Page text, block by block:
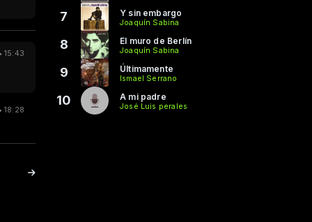
15:43
18:28
7 Y sin embargo
Joaquín Sabina
8 El muro de Berlín
Joaquín Sabina
9 Últimamente
Ismael Serrano
10 A mi padre
José Luis perales